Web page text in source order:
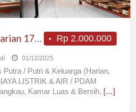
Rp 2.000.000
Kost Bulanan / Harian 175 ribu Murah Bebas AC TV Wi-Fi – Surabaya
01/12/2025
Putra / Putri & Keluarga (Harian,
LISTRIK & AIR / PDAM
Kamar Luas & Bersih, […]